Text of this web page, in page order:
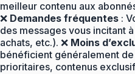
meilleur contenu aux
❌ Demandes fréquentes :
des messages vous incitant
achats, etc.). ❌ Moins
bénéficient généralement
prioritaires, contenus